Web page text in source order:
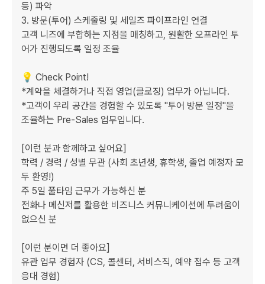
등) 파악
3. 방문(투어) 스케줄링 및 세일즈 파이프라인 연결
고객 니즈에 부합하는 지점을 매칭하고, 원활한 오프라인 투
어가 진행되도록 일정 조율
💡 Check Point!
*계약을 체결하거나 직접 영업(클로징) 업무가 아닙니다.
*고객이 우리 공간을 경험할 수 있도록 "투어 방문 일정"을
조율하는 Pre-Sales 업무입니다.
[이런 분과 함께하고 싶어요]
학력 / 경력 / 성별 무관 (사회 초년생, 휴학생, 졸업 예정자 모
두 환영!)
주 5일 풀타임 근무가 가능하신 분
전화나 메신저를 활용한 비즈니스 커뮤니케이션에 두려움이
없으신 분
[이런 분이면 더 좋아요]
유관 업무 경험자 (CS, 콜센터, 서비스직, 예약 접수 등 고객
응대 경험)